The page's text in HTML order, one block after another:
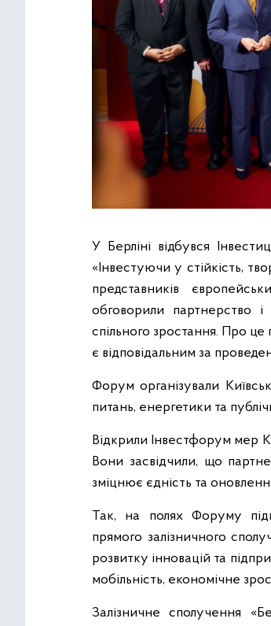
У Берліні відбувся
«Інвестуючи у стійкість,
представників
обговорили партнерство і
спільного зростання. Про
є відповідальним за
Форум організували
питань, енергетики та
Відкрили Інвестфорум мер
Вони засвідчили, що
зміцнює єдність та
Так, на полях Форуму
прямого залізничного
розвитку інновацій та
мобільність, економічне
Залізничне сполучення